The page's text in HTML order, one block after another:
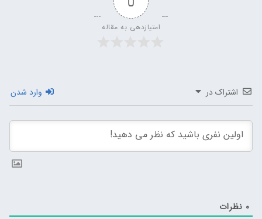
امتیازدهی به مقاله
اشتراک در وارد شدن
0 نظرات